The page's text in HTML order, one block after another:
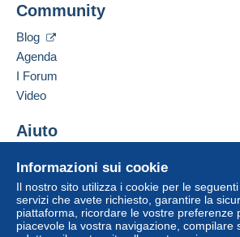
Informazioni sui cookie
Il nostro sito utilizza i cookie per le
servizi che avete richiesto, garantire la
piattaforma, ricordare le vostre preferenze
piacevole la vostra navigazione, compilare
Community
Blog
Agenda
I Forum
Video
Aiuto
Acquistare su Delcampe
Vendere su Delcampe
Un sito sicuro